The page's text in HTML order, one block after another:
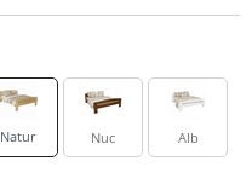
Natur Nuc Alb